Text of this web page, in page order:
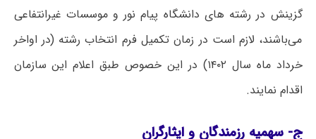
گزینش در رشته های دانشگاه پیام نور و موسسات غیرانتفاعی
می‌باشند، لازم است در زمان تکمیل فرم انتخاب رشته (در اواخر
خرداد ماه سال ۱۴۰۲) در این خصوص طبق اعلام این سازمان
اقدام نمایند.
ج- سهمیه رزمندگان و ایثارگران